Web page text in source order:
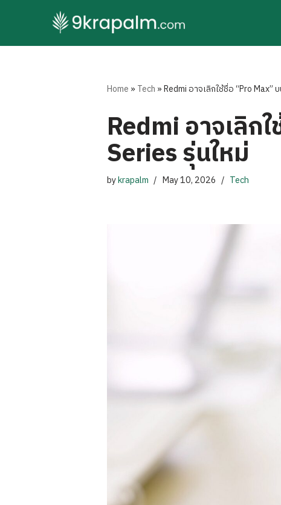
to
Home » Tech »Redmi อาจเลิกใช้ชื่อ “Pro Max”
Redmi อาจเลิก
Series รุ่นใหม่
bykrapalm May 10, 2026 Tech